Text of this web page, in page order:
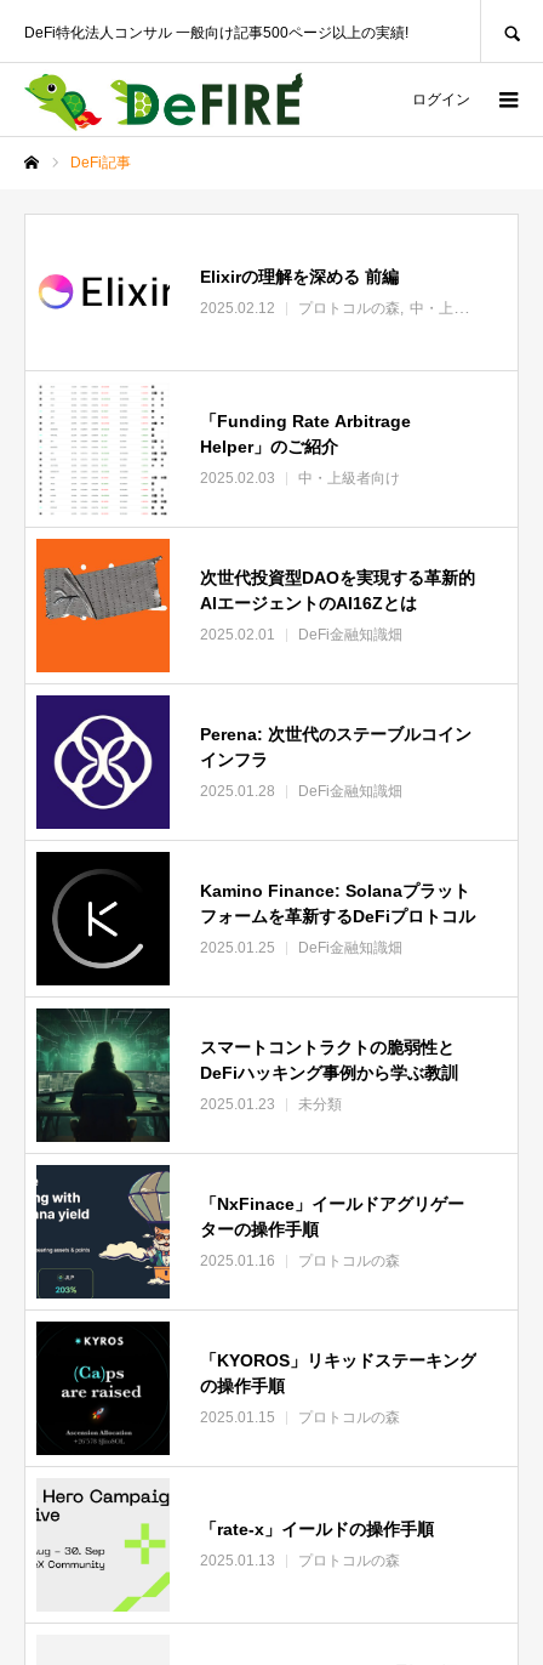
DeFi特化法人コンサル 一般向け記事500ページ以上の実績!
ログイン
DeFi記事
Elixirの理解を深める 前編
2025.02.12 プロトコルの森 中・上級者向け
「Funding Rate Arbitrage
Helper」のご紹介
2025.02.03 中・上級者向け
次世代投資型DAOを実現する革新的
AIエージェントのAI16Zとは
2025.02.01 DeFi金融知識畑
Perena: 次世代のステーブルコイン
インフラ
2025.01.28 DeFi金融知識畑
Kamino Finance: Solanaプラット
フォームを革新するDeFiプロトコル
2025.01.25 DeFi金融知識畑
スマートコントラクトの脆弱性と
DeFiハッキング事例から学ぶ教訓
2025.01.23 未分類
「NxFinace」イールドアグリゲー
ターの操作手順
2025.01.16 プロトコルの森
「KYOROS」リキッドステーキング
の操作手順
2025.01.15 プロトコルの森
「rate-x」イールドの操作手順
2025.01.13 プロトコルの森